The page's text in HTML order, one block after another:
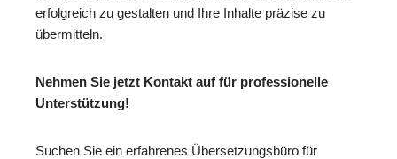
erfolgreich zu gestalten und Ihre Inhalte präzise zu
übermitteln.
Nehmen Sie jetzt Kontakt auf für professionelle
Unterstützung!
Suchen Sie ein erfahrenes Übersetzungsbüro für